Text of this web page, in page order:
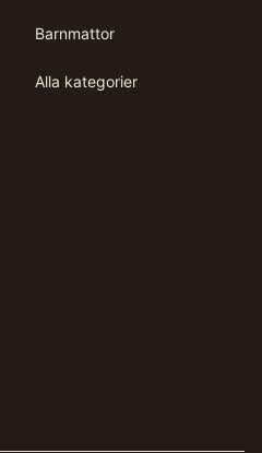
Barnmattor
Alla kategorier